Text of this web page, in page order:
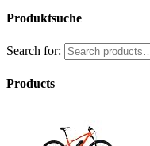
Produktsuche
Search for:
Products